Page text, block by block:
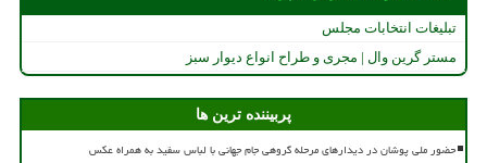
تبلیغات انتخابات مجلس
مستر گرین وال | مجری و طراح انواع دیوار سبز
پربیننده ترین ها
حضور ملی پوشان در دیدارهای مرحله گروهی جام جهانی با لباس سفید به همراه عکس